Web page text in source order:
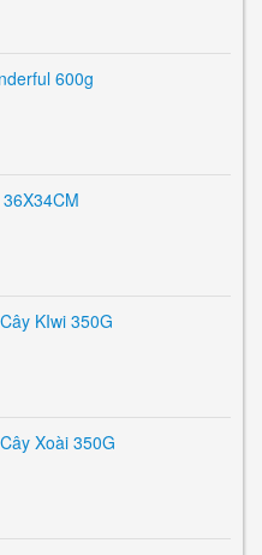
600g
KIwi 350G
Xoài 350G